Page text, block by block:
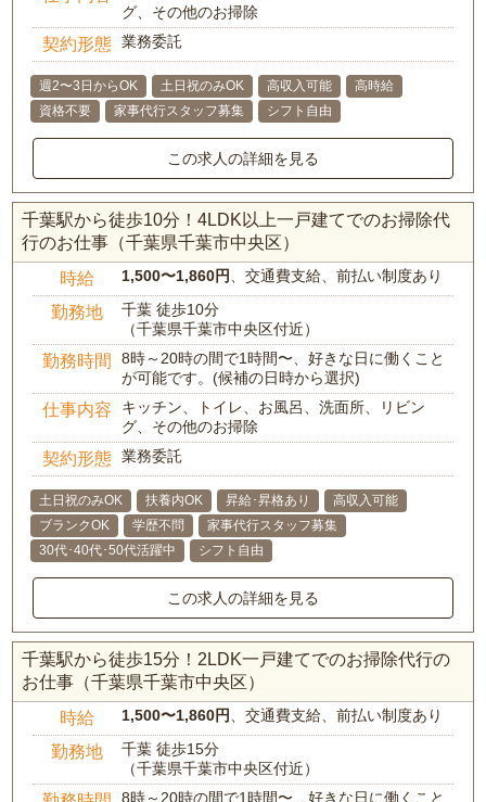
グ、その他のお掃除
契約形態 業務委託
週2〜3日からOK 土日祝のみOK 高収入可能
高時給
資格不要
家事代行スタッフ募集 シフト自由
この求人の詳細を見る
千葉駅から徒歩10分！4LDK以上一戸建てでのお掃除代
行のお仕事（千葉県千葉市中央区）
時給 1,500〜1,860円、交通費支給、前払い制度あり
勤務地
千葉 徒歩10分
（千葉県千葉市中央区付近）
勤務時間
8時～20時の間で1時間〜、好きな日に働くこと
が可能です。(候補の日時から選択)
仕事内容
キッチン、トイレ、お風呂、洗面所、リビン
グ、その他のお掃除
契約形態 業務委託
土日祝のみOK 扶養内OK 昇給･昇格あり
高収入可能
ブランクOK
学歴不問
家事代行スタッフ募集
30代･40代･50代活躍中
シフト自由
この求人の詳細を見る
千葉駅から徒歩15分！2LDK一戸建てでのお掃除代行の
お仕事（千葉県千葉市中央区）
時給 1,500〜1,860円、交通費支給、前払い制度あり
勤務地
千葉 徒歩15分
（千葉県千葉市中央区付近）
8時～20時の間で1時間〜、好きな日に働くこと